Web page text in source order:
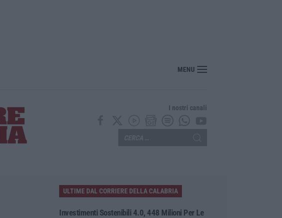
Cresce l’attesa per la XXV Festa Nazionale dello Stocco di Cittanova
MENU
I nostri canali
ULTIME DAL CORRIERE DELLA CALABRIA
Investimenti Sostenibili 4.0, 448 Milioni Per Le